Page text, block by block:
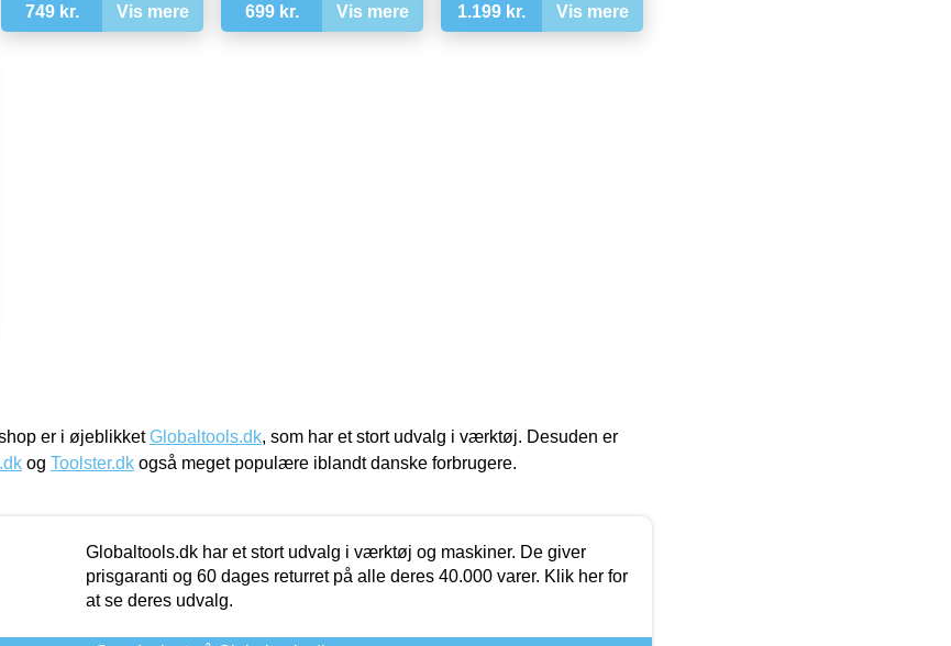
749 kr. Vis mere 699 kr. Vis mere 1.199 kr. Vis mere
er i øjeblikketGlobaltools.dk, som har et stort udvalg i værktøj. Desuden er
og Toolster.dk også meget populære iblandt danske forbrugere.
Globaltools.dk har et stort udvalg i værktøj og maskiner. De giver
prisgaranti og 60 dages returret på alle deres 40.000 varer. Klik her for
at se deres udvalg.